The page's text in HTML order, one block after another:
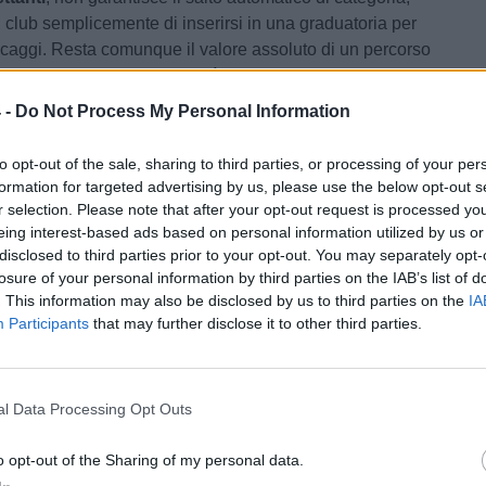
- Do Not Process My Personal Information
opt-out of the sale, sharing to third parties, or processing of your
for targeted advertising by us, please use the below opt-out
selection. Please note that after your opt-out request is processed
interest-based ads based on personal information utilized by us
to third parties prior to your opt-out. You may separately
of your personal information by third parties on the IAB’s list of
This information may also be disclosed by us to third parties on the
Participants that may further disclose it to other third parties.
Data Processing Opt Outs
opt-out of the Sharing of my personal data.
club semplicemente di inserirsi in una graduatoria per
Resta comunque il valore assoluto di un percorso
l'ennesima volta, la qualità del lavoro tattico e
da Cristiano Masitto.
il corso "Training of Trainers": "Questo progetto
la consapevolezza dei ragazzi"
C
/ Data:Lun 18 maggio 2026 alle 10:02
Noci